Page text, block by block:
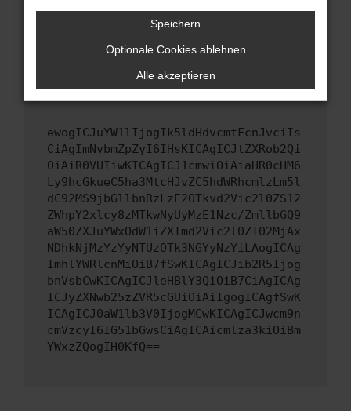
Wende dich an den Webseitenbetreiber.
Wenn du alle oben genannten Schritte versucht
hast, kontaktiere uns bitte. Wir werden
versuchen, das Problem zu beheben. Du kannst
uns diesen Text schicken, um uns bei der
ewogICJuYW1lIjogIk5ldHdvcmtFcnJvciIs
CiAgImNvbmZpZyI6IHsKICAgICJtZXRob2Qi
OiAiR0VUIiwKICAgICJ1cmwiOiAiaHR0cHM6
Ly9hcGkueC5ha3MtcHJvZC5hdWRhcmlzLm5l
dC92MS9jbGllbnRzLzE2OTkvd2Vic2l0ZS12
ZWhpY2xlcy8zMTkwNyUyMzE1Nzc/ZmllbGQ9
aW50ZXJuYWxOdW1iZXImd2Vic2l0ZT02MjAx
NDhkNjMzYzYyNTUzOTk3NGYyNzYiLAogICAg
ImhlYWRlcnMiOiB7fSwKICAgICJib2R5Ijog
bnVsbCwKICAgICJleHBlY3QiOiB7CiAgICAg
ICJyZXNwb25zZVR5cGUiOiAiIgogICAgfSwK
ICAgICJ0aW1lb3V0IjogMCwKICAgICJwcm9n
cmVzcyI6IG51bGwsCiAgICAicmlza3kiOiBm
YWxzZQogIH0KfQ==
Speichern
Optionale Cookies ablehnen
Alle akzeptieren